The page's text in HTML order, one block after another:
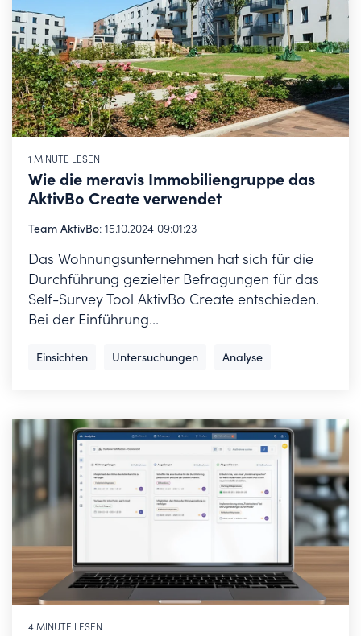
1 MINUTE LESEN
Wie die meravis Immobiliengruppe das
AktivBo Create verwendet
Team AktivBo: 15.10.2024 09:01:23
Das Wohnungsunternehmen hat sich für die
Durchführung gezielter Befragungen für das
Self-Survey Tool AktivBo Create entschieden.
Bei der Einführung...
Einsichten Untersuchungen Analyse
4 MINUTE LESEN